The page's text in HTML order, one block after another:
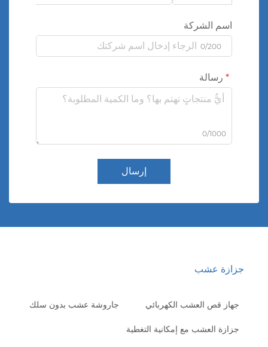
اسم الشركة
رسالة
عشب
جهاز قص العشب الكهربائي جاروشة عشب بدون سلك
جزازة العشب مع إمكانية التغطية